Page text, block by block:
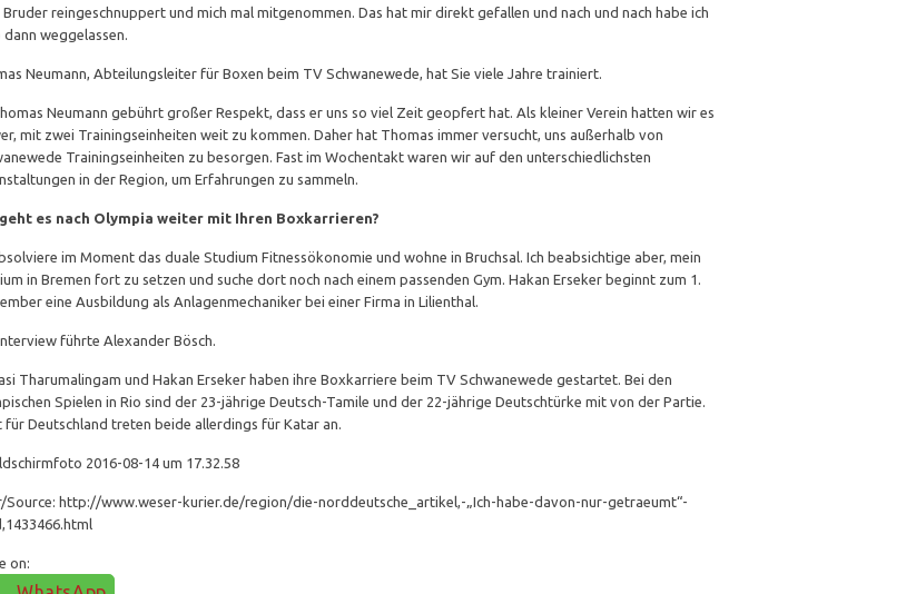
Bruder reingeschnuppert und mich mal mitgenommen. Das hat mir direkt gefallen und nach und nach habe ich
dann weggelassen.
Neumann, Abteilungsleiter für Boxen beim TV Schwanewede, hat Sie viele Jahre trainiert.
Neumann gebührt großer Respekt, dass er uns so viel Zeit geopfert hat. Als kleiner Verein hatten wir es
mit zwei Trainingseinheiten weit zu kommen. Daher hat Thomas immer versucht, uns außerhalb von
Trainingseinheiten zu besorgen. Fast im Wochentakt waren wir auf den unterschiedlichsten
in der Region, um Erfahrungen zu sammeln.
es nach Olympia weiter mit Ihren Boxkarrieren?
im Moment das duale Studium Fitnessökonomie und wohne in Bruchsal. Ich beabsichtige aber, mein
in Bremen fort zu setzen und suche dort noch nach einem passenden Gym. Hakan Erseker beginnt zum 1.
eine Ausbildung als Anlagenmechaniker bei einer Firma in Lilienthal.
führte Alexander Bösch.
Tharumalingam und Hakan Erseker haben ihre Boxkarriere beim TV Schwanewede gestartet. Bei den
Spielen in Rio sind der 23-jährige Deutsch-Tamile und der 22-jährige Deutschtürke mit von der Partie.
für Deutschland treten beide allerdings für Katar an.
Source: http://www.weser-kurier.de/region/die-norddeutsche_artikel,-„Ich-habe-davon-nur-getraeumt“-
on: